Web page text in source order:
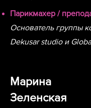
Парикмахер /
Основатель группы
Dekusar studio и
Марина
Зеленская